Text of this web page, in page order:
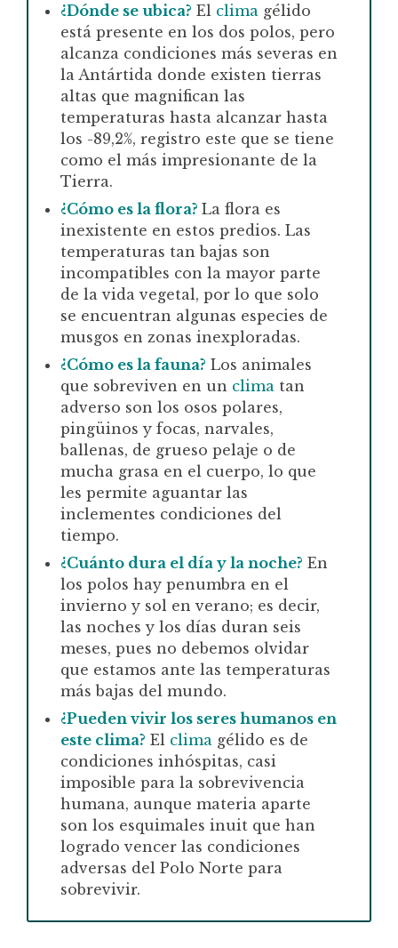
¿Dónde se ubica? El clima gélido
está presente en los dos polos, pero
alcanza condiciones más severas en
la Antártida donde existen tierras
altas que magnifican las
temperaturas hasta alcanzar hasta
los -89,2%, registro este que se tiene
como el más impresionante de la
Tierra.
¿Cómo es la flora? La flora es
inexistente en estos predios. Las
temperaturas tan bajas son
incompatibles con la mayor parte
de la vida vegetal, por lo que solo
se encuentran algunas especies de
musgos en zonas inexploradas.
¿Cómo es la fauna? Los animales
que sobreviven en un clima tan
adverso son los osos polares,
pingüinos y focas, narvales,
ballenas, de grueso pelaje o de
mucha grasa en el cuerpo, lo que
les permite aguantar las
inclementes condiciones del
tiempo.
¿Cuánto dura el día y la noche? En
los polos hay penumbra en el
invierno y sol en verano; es decir,
las noches y los días duran seis
meses, pues no debemos olvidar
que estamos ante las temperaturas
más bajas del mundo.
¿Pueden vivir los seres humanos en
este clima? El clima gélido es de
condiciones inhóspitas, casi
imposible para la sobrevivencia
humana, aunque materia aparte
son los esquimales inuit que han
logrado vencer las condiciones
adversas del Polo Norte para
sobrevivir.